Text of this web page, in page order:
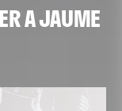
A JAUME